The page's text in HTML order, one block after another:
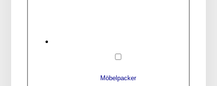
Möbelpacker